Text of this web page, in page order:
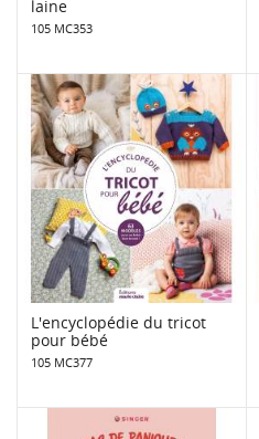
laine
105 MC353
L'encyclopédie du tricot
pour bébé
105 MC377